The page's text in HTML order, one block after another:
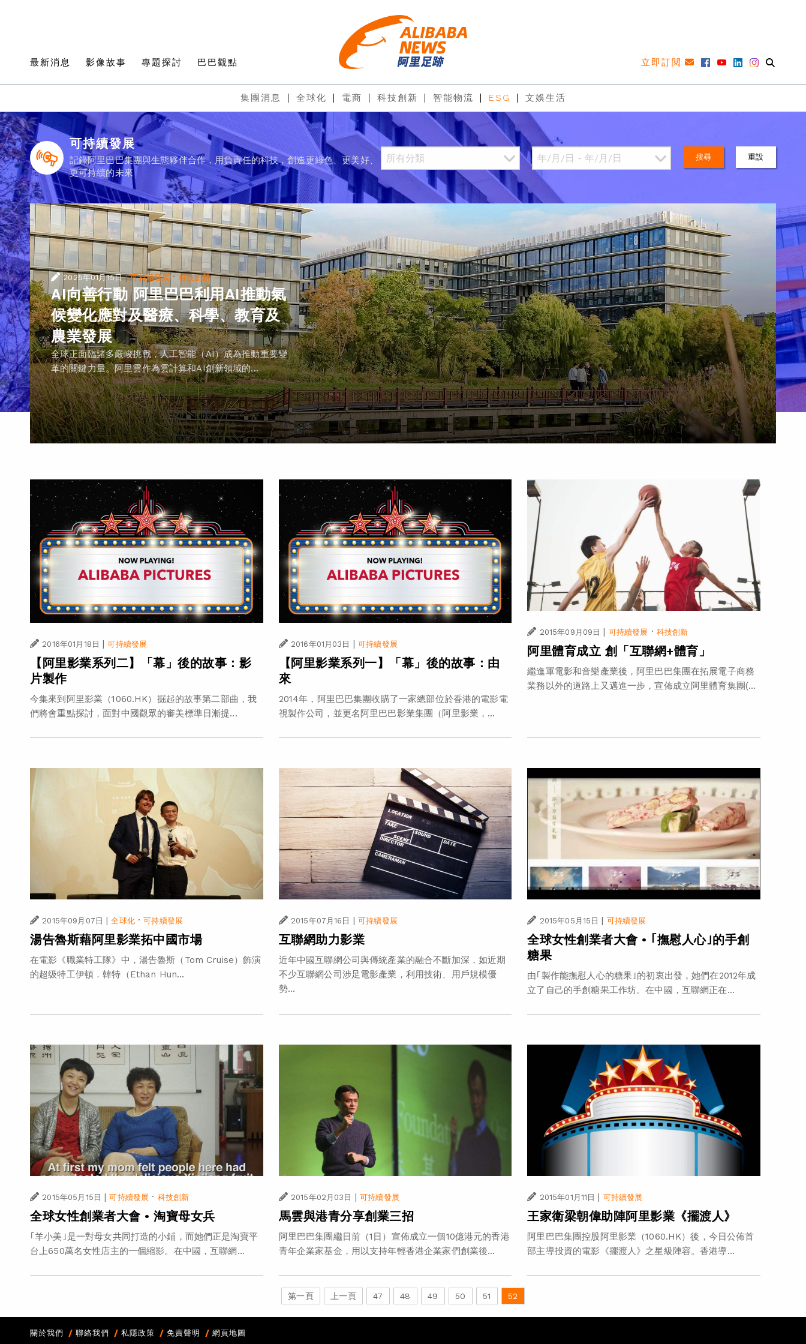
最新消息 影像故事 專題探討 巴巴觀點 立即訂閱
集團消息 全球化 電商 科技創新 智能物流 ESG 文娛生活
可持續發展
記錄阿里巴巴集團與生態夥伴合作，用負責任的科技，創造更綠色、更美好、
更可持續的未來
搜尋 重設
2025年01月15日 |可持續發展· 科技創新
AI向善行動 阿里巴巴利用AI推動氣
候變化應對及醫療、科學、教育及
農業發展
全球正面臨諸多嚴峻挑戰，人工智能（AI）成為推動重要變
革的關鍵力量。阿里雲作為雲計算和AI創新領域的...
2016年01月18日 可持續發展
【阿里影業系列二】「幕」後的故事：影
片製作
今集來到阿里影業（1060.HK）掘起的故事第二部曲，我
們將會重點探討，面對中國觀眾的審美標準日漸提...
2016年01月03日 可持續發展
【阿里影業系列一】「幕」後的故事：由
來
2014年，阿里巴巴集團收購了一家總部位於香港的電影電
視製作公司，並更名阿里巴巴影業集團（阿里影業，...
2015年09月09日 | 可持續發展 · 科技創新
阿里體育成立 創「互聯網+體育」
繼進軍電影和音樂產業後，阿里巴巴集團在拓展電子商務
業務以外的道路上又邁進一步，宣佈成立阿里體育集團(...
2015年09月07日 | 全球化·可持續發展
湯告魯斯藉阿里影業拓中國市場
在電影《職業特工隊》中，湯告魯斯（Tom Cruise）飾演
的超级特工伊頓．韓特（Ethan Hun...
2015年07月16日 | 可持續發展
互聯網助力影業
近年中國互聯網公司與傳統產業的融合不斷加深，如近期
不少互聯網公司涉足電影產業，利用技術、用戶規模優
勢...
2015年05月15日 | 可持續發展
全球女性創業者大會 • ｢撫慰人心｣的手創
糖果
由｢製作能撫慰人心的糖果｣的初衷出發，她們在2012年成
立了自己的手創糖果工作坊。在中國，互聯網正在...
2015年05月15日 | 可持續發展 · 科技創新
全球女性創業者大會 • 淘寶母女兵
｢羊小美｣是一對母女共同打造的小鋪，而她們正是淘寶平
台上650萬名女性店主的一個縮影。在中國，互聯網...
2015年02月03日 | 可持續發展
馬雲與港青分享創業三招
阿里巴巴集團繼日前（1日）宣佈成立一個10億港元的香港
青年企業家基金，用以支持年輕香港企業家們創業後...
2015年01月11日 | 可持續發展
王家衛梁朝偉助陣阿里影業《擺渡人》
阿里巴巴集團控股阿里影業（1060.HK）後，今日公佈首
部主導投資的電影《擺渡人》之星級陣容。香港導...
第一頁 上一頁 47 48 49 50 51 52
關於我們 聯絡我們 私隱政策 免責聲明 網頁地圖